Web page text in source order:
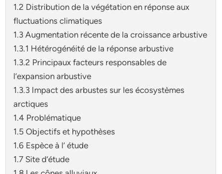
1.2 Distribution de la végétation en réponse aux
fluctuations climatiques
1.3 Augmentation récente de la croissance arbustive
1.3.1 Hétérogénéité de la réponse arbustive
1.3.2 Principaux facteurs responsables de
l’expansion arbustive
1.3.3 Impact des arbustes sur les écosystèmes
arctiques
1.4 Problématique
1.5 Objectifs et hypothèses
1.6 Espèce à l’ étude
1.7 Site d’étude